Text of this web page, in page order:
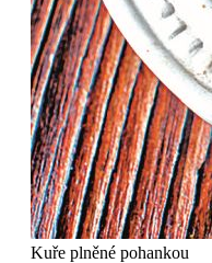
Kuře plněné pohankou